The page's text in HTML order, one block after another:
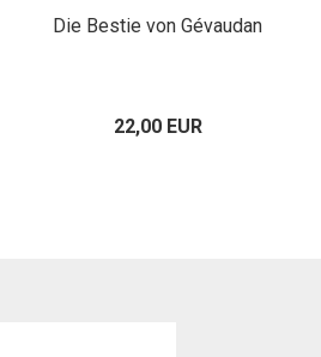
Die Bestie von Gévaudan
22,00 EUR